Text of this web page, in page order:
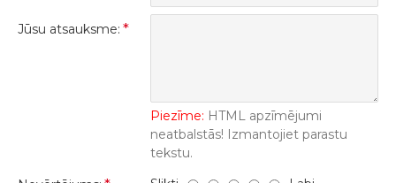
Jūsu atsauksme:
Piezīme: HTML apzīmējumi
neatbalstās! Izmantojiet parastu
tekstu.